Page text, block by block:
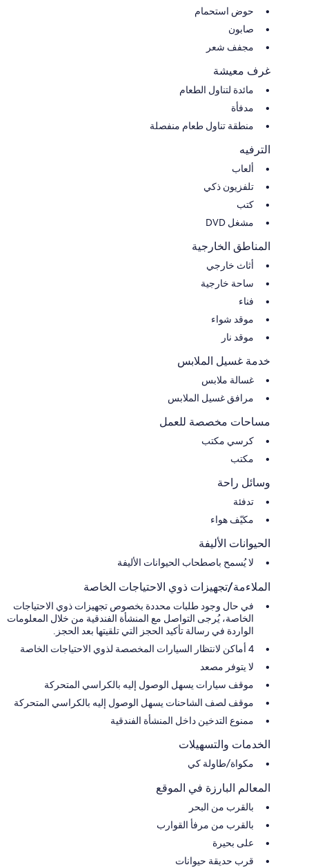
حوض استحمام
صابون
مجفف شعر
غرف معيشة
مائدة لتناول الطعام
مدفأة
منطقة تناول طعام منفصلة
الترفيه
ألعاب
تلفزيون ذكي
كتب
مشغل DVD
المناطق الخارجية
أثاث خارجي
ساحة خارجية
فناء
موقد شواء
موقد نار
خدمة غسيل الملابس
غسالة ملابس
مرافق غسيل الملابس
مساحات مخصصة للعمل
كرسي مكتب
مكتب
وسائل راحة
تدفئة
مكيّف هواء
الحيوانات الأليفة
لا يُسمح باصطحاب الحيوانات الأليفة
الملاءمة/تجهيزات ذوي الاحتياجات الخاصة
في حال وجود طلبات محددة بخصوص تجهيزات ذوي الاحتياجات
الخاصة، يُرجى التواصل مع المنشأة الفندقية من خلال المعلومات
الواردة في رسالة تأكيد الحجز التي تلقيتها بعد الحجز.
4 أماكن لانتظار السيارات المخصصة لذوي الاحتياجات الخاصة
لا يتوفر مصعد
موقف سيارات يسهل الوصول إليه بالكراسي المتحركة
موقف لصف الشاحنات يسهل الوصول إليه بالكراسي المتحركة
ممنوع التدخين داخل المنشأة الفندقية
الخدمات والتسهيلات
مكواة/طاولة كي
المعالم البارزة في الموقع
بالقرب من البحر
بالقرب من مرفأ القوارب
على بحيرة
قرب حديقة حيوانات